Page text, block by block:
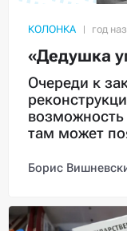
КОЛОНКА
«Дедушка
Очереди к
там может
Борис